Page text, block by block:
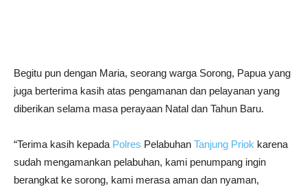
Begitu pun dengan Maria, seorang warga Sorong, Papua yang
juga berterima kasih atas pengamanan dan pelayanan yang
diberikan selama masa perayaan Natal dan Tahun Baru.
“Terima kasih kepada Polres Pelabuhan Tanjung Priok karena
sudah mengamankan pelabuhan, kami penumpang ingin
berangkat ke sorong, kami merasa aman dan nyaman,